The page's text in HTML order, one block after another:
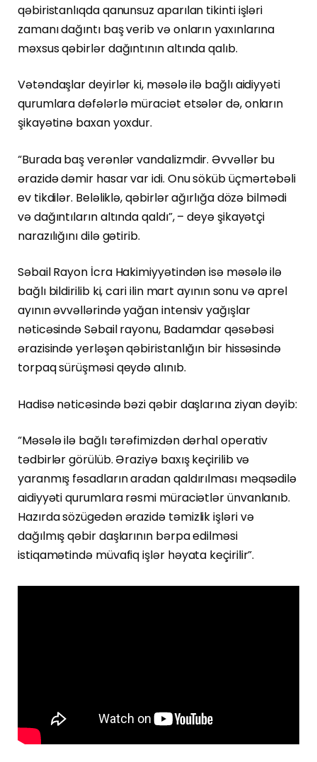
qəbiristanlıqda qanunsuz aparılan tikinti işləri
zamanı dağıntı baş verib və onların yaxınlarına
məxsus qəbirlər dağıntının altında qalıb.
Vətəndaşlar deyirlər ki, məsələ ilə bağlı aidiyyəti
qurumlara dəfələrlə müraciət etsələr də, onların
şikayətinə baxan yoxdur.
“Burada baş verənlər vandalizmdir. Əvvəllər bu
ərazidə dəmir hasar var idi. Onu söküb üçmərtəbəli
ev tikdilər. Beləliklə, qəbirlər ağırlığa dözə bilmədi
və dağıntıların altında qaldı”, – deyə şikayətçi
narazılığını dilə gətirib.
Səbail Rayon İcra Hakimiyyətindən isə məsələ ilə
bağlı bildirilib ki, cari ilin mart ayının sonu və aprel
ayının əvvəllərində yağan intensiv yağışlar
nəticəsində Səbail rayonu, Badamdar qəsəbəsi
ərazisində yerləşən qəbiristanlığın bir hissəsində
torpaq sürüşməsi qeydə alınıb.
Hadisə nəticəsində bəzi qəbir daşlarına ziyan dəyib:
“Məsələ ilə bağlı tərəfimizdən dərhal operativ
tədbirlər görülüb. Əraziyə baxış keçirilib və
yaranmış fəsadların aradan qaldırılması məqsədilə
aidiyyəti qurumlara rəsmi müraciətlər ünvanlanıb.
Hazırda sözügedən ərazidə təmizlik işləri və
dağılmış qəbir daşlarının bərpa edilməsi
istiqamətində müvafiq işlər həyata keçirilir”.